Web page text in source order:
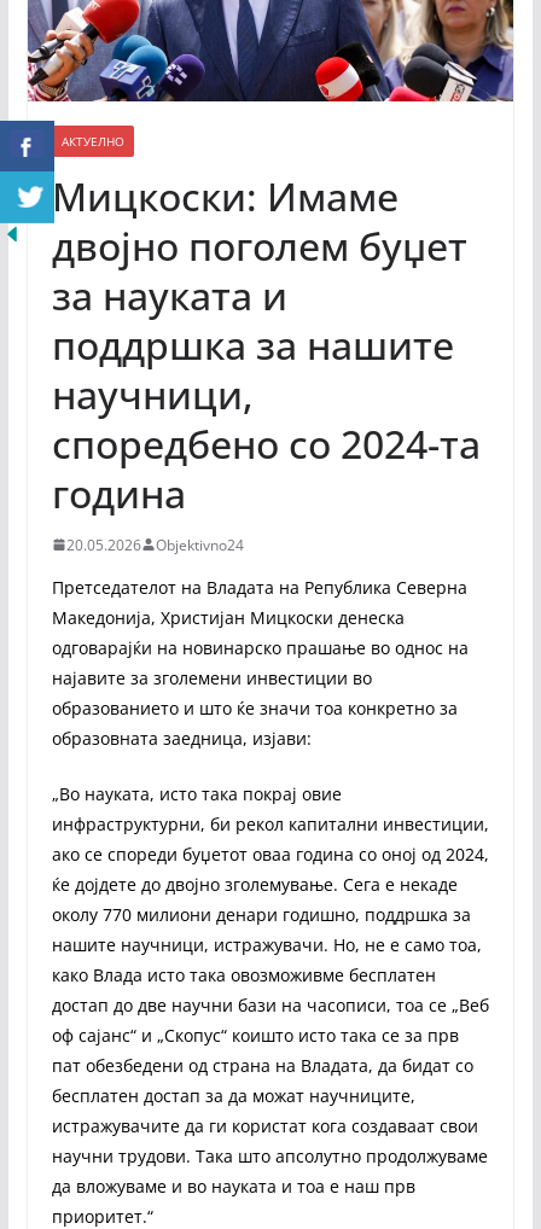
АКТУЕЛНО
Мицкоски: Имаме
двојно поголем буџет
за науката и
поддршка за нашите
научници,
споредбено со 2024-та
година
20.05.2026 Objektivno24
Претседателот на Владата на Република Северна
Македонија, Христијан Мицкоски денеска
одговарајќи на новинарско прашање во однос на
најавите за зголемени инвестиции во
образованието и што ќе значи тоа конкретно за
образовната заедница, изјави:
„Во науката, исто така покрај овие
инфраструктурни, би рекол капитални инвестиции,
ако се спореди буџетот оваа година со оној од 2024,
ќе дојдете до двојно зголемување. Сега е некаде
околу 770 милиони денари годишно, поддршка за
нашите научници, истражувачи. Но, не е само тоа,
како Влада исто така овозможивме бесплатен
достап до две научни бази на часописи, тоа се „Веб
оф сајанс“ и „Скопус“ коишто исто така се за прв
пат обезбедени од страна на Владата, да бидат со
бесплатен достап за да можат научниците,
истражувачите да ги користат кога создаваат свои
научни трудови. Така што апсолутно продолжуваме
да вложуваме и во науката и тоа е наш прв
приоритет.“